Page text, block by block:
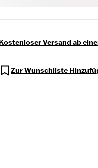
Versand ab
Zur Wunschliste